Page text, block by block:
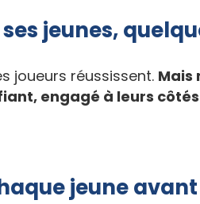
jeunes,
joueurs réussissent. Mais
engagé à leurs
jeune